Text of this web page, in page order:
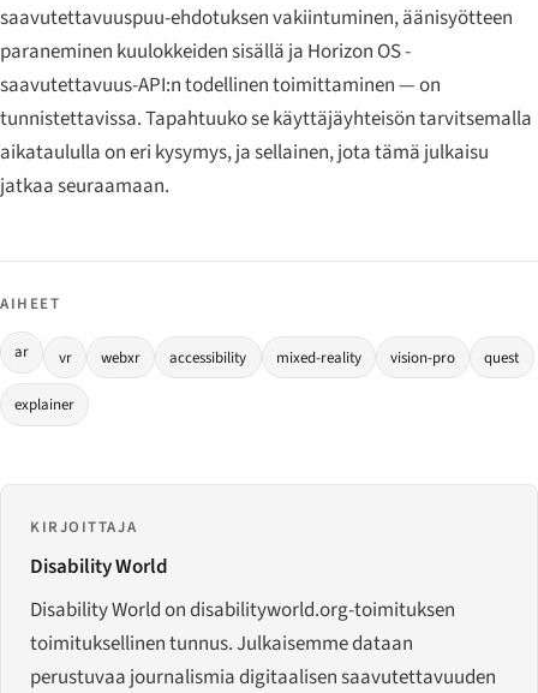
saavutettavuuspuu-ehdotuksen vakiintuminen, äänisyötteen
paraneminen kuulokkeiden sisällä ja Horizon OS -
saavutettavuus-API:n todellinen toimittaminen — on
tunnistettavissa. Tapahtuuko se käyttäjäyhteisön tarvitsemalla
aikataululla on eri kysymys, ja sellainen, jota tämä julkaisu
jatkaa seuraamaan.
AIHEET
ar vr webxr accessibility mixed-reality vision-pro quest
explainer
KIRJOITTAJA
Disability World
Disability World on disabilityworld.org-toimituksen
toimituksellinen tunnus. Julkaisemme dataan
perustuvaa journalismia digitaalisen saavutettavuuden